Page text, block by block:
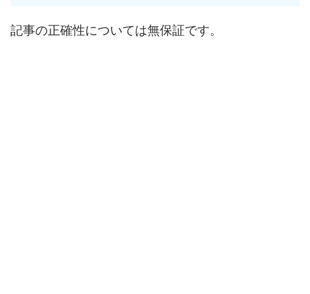
記事の正確性については無保証です。